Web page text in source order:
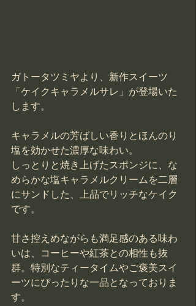
ガトータツミヤより、新作スイーツ
「ケイクキャラメルサレ」が登場いた
します。
キャラメルの芳ばしい香りとほんのり
塩を効かせた濃厚な味わい。
しっとりと焼き上げたスポンジに、な
めらかな塩キャラメルクリームを二層
にサンドした、上品でリッチなケイク
です。
甘さ控えめながらも満足感のある味わ
いは、コーヒーや紅茶との相性も抜
群。特別なティータイムやご褒美スイ
ーツにぴったりな一品となっておりま
す。